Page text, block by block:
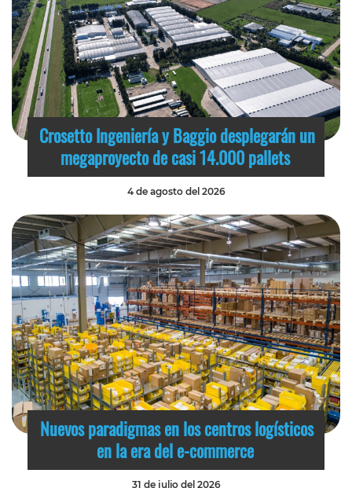
Crosetto Ingeniería y Baggio desplegarán un
megaproyecto de casi 14.000 pallets
4 de agosto del 2026
Nuevos paradigmas en los centros logísticos
en la era del e-commerce
31 de julio del 2026